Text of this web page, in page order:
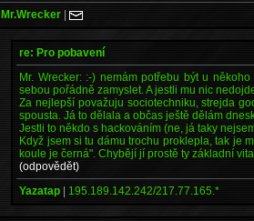
Mr.Wrecker |
re: Pro pobavení
Mr. Wrecker: :-) nemám potřebu být u
sebou pořádně zamyslet. A jestli mu nic
Za nejlepší považuju sociotechniku, strejda
spousta. Já to dělala a občas ještě dělám
Jestli to někdo s hackováním (ne, já taky
Když jsem si tu dámu trochu proklepla, tak je
koule je černá". Chybějí jí prostě ty základní
(odpovědět)
Yazatap | 195.189.142.242/217.77.165.*